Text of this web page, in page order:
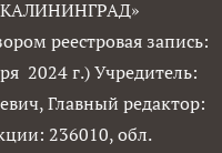
реестровая запись:
2024 г.) Учредитель:
Главный редактор:
236010, обл.